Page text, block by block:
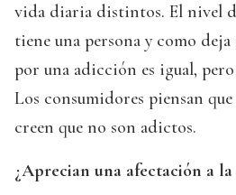
vida diaria distintos. El nivel
tiene una persona y como
por una adicción es igual, pero
Los consumidores piensan
creen que no son adictos.
¿Aprecian una afectación a